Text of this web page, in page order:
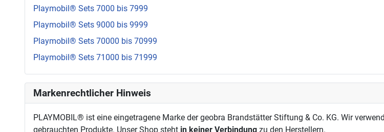
Playmobil® Sets 7000 bis 7999
Playmobil® Sets 9000 bis 9999
Playmobil® Sets 70000 bis 70999
Playmobil® Sets 71000 bis 71999
Markenrechtlicher Hinweis
PLAYMOBIL® ist eine eingetragene Marke der geobra Brandstätter Stiftung & Co. KG. Wir
gebrauchten Produkte. Unser Shop steht in keiner Verbindung zu den Herstellern.